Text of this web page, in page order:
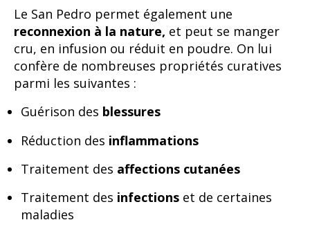
Le San Pedro permet également une
reconnexion à la nature, et peut se manger
cru, en infusion ou réduit en poudre. On lui
confère de nombreuses propriétés curatives
parmi les suivantes :
Guérison des blessures
Réduction des inflammations
Traitement des affections cutanées
Traitement des infections et de certaines
maladies